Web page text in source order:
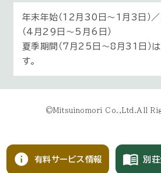
年末年始（12月30日〜1月3日）／
（4月29日～5月6日）
夏季期間（7月25日～8月31日）
す。
©Mitsuinomori Co.,Ltd.All
info 有料サービス情報 menu_book 別